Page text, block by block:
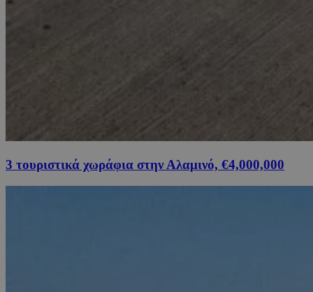
3 τουριστικά χωράφια στην Αλαμινό, €4,000,000